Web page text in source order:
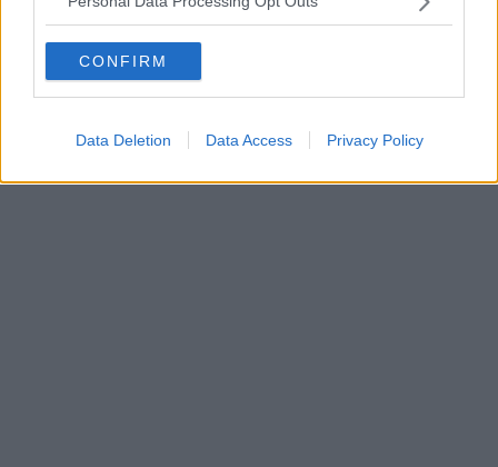
CONFIRM
Data Deletion Data Access Privacy Policy